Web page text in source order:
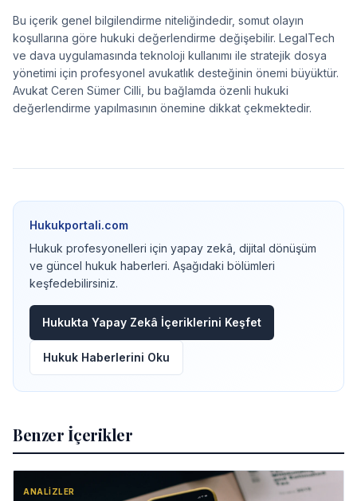
Bu içerik genel bilgilendirme niteliğindedir, somut olayın
koşullarına göre hukuki değerlendirme değişebilir. LegalTech
ve dava uygulamasında teknoloji kullanımı ile stratejik dosya
yönetimi için profesyonel avukatlık desteğinin önemi büyüktür.
Avukat Ceren Sümer Cilli, bu bağlamda özenli hukuki
değerlendirme yapılmasının önemine dikkat çekmektedir.
Hukukportali.com
Hukuk profesyonelleri için yapay zekâ, dijital dönüşüm
ve güncel hukuk haberleri. Aşağıdaki bölümleri
keşfedebilirsiniz.
Hukukta Yapay Zekâ İçeriklerini Keşfet
Hukuk Haberlerini Oku
Benzer İçerikler
ANALIZLER